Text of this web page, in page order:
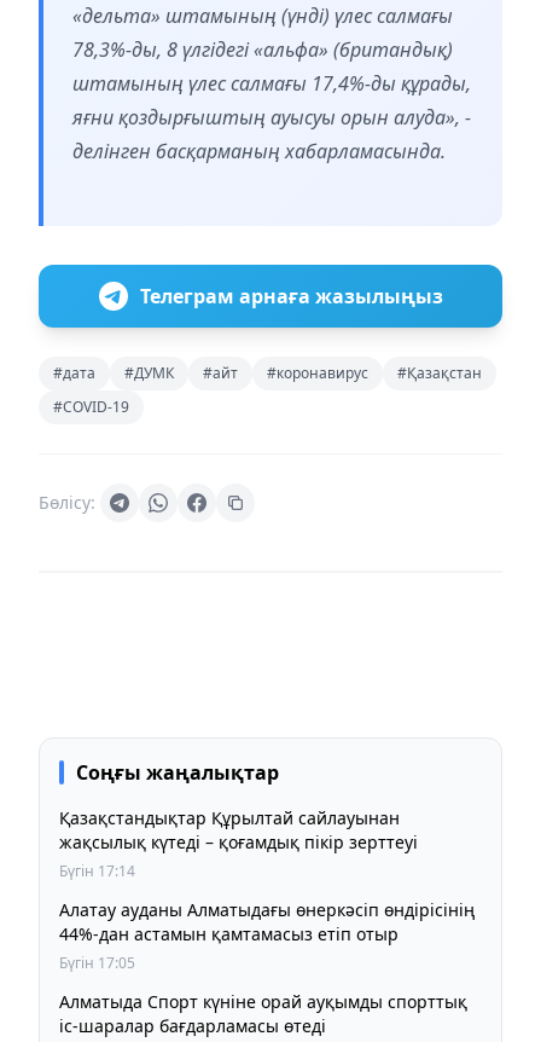
«дельта» штамының (үнді) үлес салмағы
78,3%-ды, 8 үлгідегі «альфа» (британдық)
штамының үлес салмағы 17,4%-ды құрады,
яғни қоздырғыштың ауысуы орын алуда», -
делінген басқарманың хабарламасында.
Телеграм арнаға жазылыңыз
#дата #ДУМК #айт #коронавирус
#Қазақстан
#COVID-19
Бөлісу:
Соңғы жаңалықтар
Қазақстандықтар Құрылтай сайлауынан
жақсылық күтеді – қоғамдық пікір зерттеуі
Бүгін 17:14
Алатау ауданы Алматыдағы өнеркәсіп өндірісінің
44%-дан астамын қамтамасыз етіп отыр
Бүгін 17:05
Алматыда Спорт күніне орай ауқымды спорттық
іс-шаралар бағдарламасы өтеді